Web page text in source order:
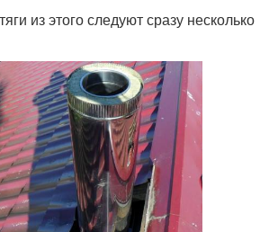
из этого следуют сразу несколько